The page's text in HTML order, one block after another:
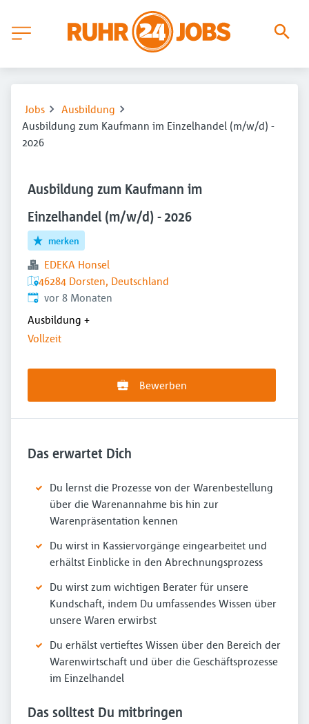
Jobs
Ausbildung
Ausbildung zum Kaufmann im Einzelhandel (m/w/d) -
2026
Ausbildung zum Kaufmann im
Einzelhandel (m/w/d) - 2026
merken
EDEKA Honsel
46284 Dorsten, Deutschland
Veröffentlicht:
vor 8 Monaten
Ausbildung +
Vollzeit
Bewerben
Das erwartet Dich
Du lernst die Prozesse von der Warenbestellung
über die Warenannahme bis hin zur
Warenpräsentation kennen
Du wirst in Kassiervorgänge eingearbeitet und
erhältst Einblicke in den Abrechnungsprozess
Du wirst zum wichtigen Berater für unsere
Kundschaft, indem Du umfassendes Wissen über
unsere Waren erwirbst
Du erhälst vertieftes Wissen über den Bereich der
Warenwirtschaft und über die Geschäftsprozesse
im Einzelhandel
Das solltest Du mitbringen